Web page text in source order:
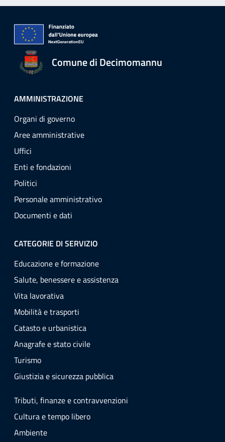
Comune di Decimomannu
AMMINISTRAZIONE
Organi di governo
Aree amministrative
Uffici
Enti e fondazioni
Politici
Personale amministrativo
Documenti e dati
CATEGORIE DI SERVIZIO
Educazione e formazione
Salute, benessere e assistenza
Vita lavorativa
Mobilità e trasporti
Catasto e urbanistica
Anagrafe e stato civile
Turismo
Giustizia e sicurezza pubblica
Tributi, finanze e contravvenzioni
Cultura e tempo libero
Ambiente